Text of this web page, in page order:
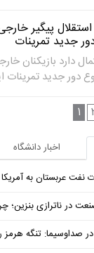
استقلال پیگیر
جدید تمرینات
دارد بازیکنان
دور جدید تمرینات
1
اخبار دانشگاه
نفت عربستان به آمریکا
در ناترازی بنزین؛
صداوسیما: تنگه هرمز